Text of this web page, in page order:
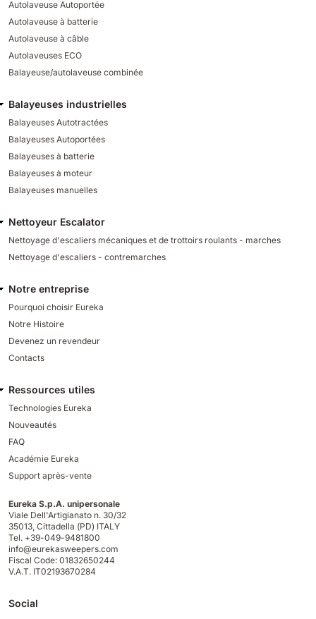
Autolaveuse Autoportée
Autolaveuse à batterie
Autolaveuse à câble
Autolaveuses ECO
Balayeuse/autolaveuse combinée
Balayeuses industrielles
Balayeuses Autotractées
Balayeuses Autoportées
Balayeuses à batterie
Balayeuses à moteur
Balayeuses manuelles
Nettoyeur Escalator
Nettoyage d'escaliers mécaniques et de trottoirs roulants - marches
Nettoyage d'escaliers - contremarches
Notre entreprise
Pourquoi choisir Eureka
Notre Histoire
Devenez un revendeur
Contacts
Ressources utiles
Technologies Eureka
Nouveautés
FAQ
Académie Eureka
Support après-vente
Eureka S.p.A. unipersonale
Viale Dell'Artigianato n. 30/32
35013, Cittadella (PD) ITALY
Tel. +39-049-9481800
info@eurekasweepers.com
Fiscal Code: 01832650244
V.A.T. IT02193670284
Social